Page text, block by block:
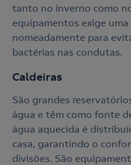
tanto no inverno como
equipamentos exige
nomeadamente para
bactérias nas condutas.
Caldeiras
São grandes
água e têm como fonte
água aquecida é
casa, garantindo o
divisões. São